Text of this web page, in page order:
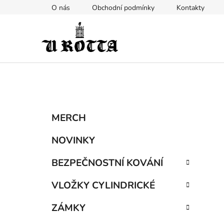
O nás Obchodní podmínky Kontakty
Přeskočit
kategorie
MERCH
NOVINKY
BEZPEČNOSTNÍ KOVÁNÍ
VLOŽKY CYLINDRICKÉ
ZÁMKY